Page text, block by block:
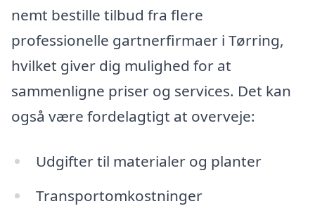
nemt bestille tilbud fra flere
professionelle gartnerfirmaer i Tørring,
hvilket giver dig mulighed for at
sammenligne priser og services. Det kan
også være fordelagtigt at overveje:
Udgifter til materialer og planter
Transportomkostninger